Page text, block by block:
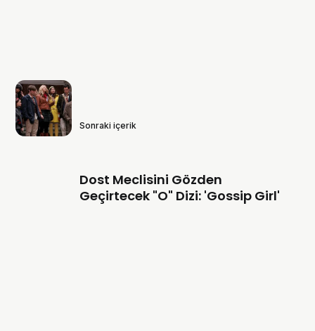
Sonraki içerik
Dost Meclisini Gözden
Geçirtecek "O" Dizi: 'Gossip Girl'